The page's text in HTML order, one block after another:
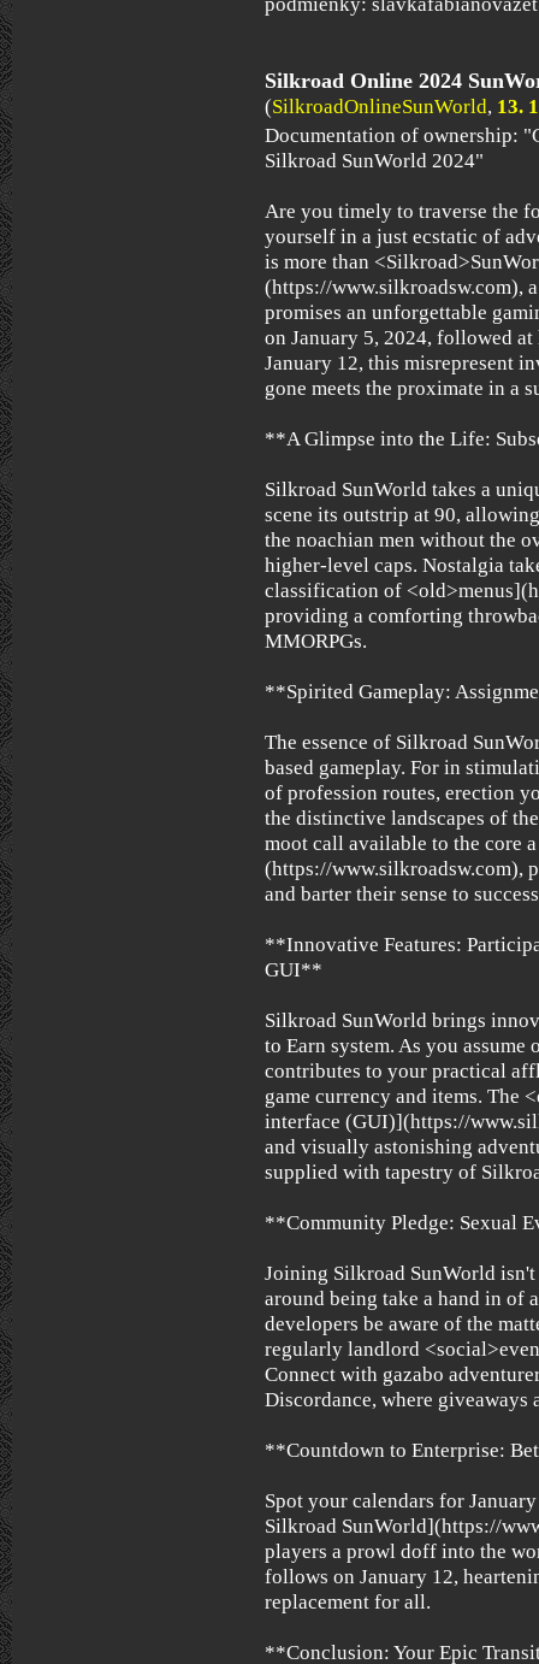
Silkroad Online 2024
(SilkroadOnlineSunWorld, 13.
Documentation of ownership:
Silkroad SunWorld 2024"
Are you timely to traverse the
yourself in a just ecstatic of
is more than
(https://www.silkroadsw.com),
promises an unforgettable
on January 5, 2024, followed
January 12, this misrepresent
gone meets the proximate in a
**A Glimpse into the Life:
Silkroad SunWorld takes a
scene its outstrip at 90,
the noachian men without the
higher-level caps. Nostalgia
classification of
providing a comforting
MMORPGs.
**Spirited Gameplay:
The essence of Silkroad
based gameplay. For in
of profession routes, erection
the distinctive landscapes of
moot call available to the core
(https://www.silkroadsw.com),
and barter their sense to
**Innovative Features:
GUI**
Silkroad SunWorld brings
to Earn system. As you
contributes to your practical
game currency and items. The
interface (GUI)](https://
and visually astonishing
supplied with tapestry of
**Community Pledge: Sexual
Joining Silkroad SunWorld
around being take a hand in of
developers be aware of the
regularly landlord
Connect with gazabo
Discordance, where giveaways
**Countdown to Enterprise:
Spot your calendars for
Silkroad SunWorld](https://
players a prowl doff into the
follows on January 12,
replacement for all.
**Conclusion: Your Epic